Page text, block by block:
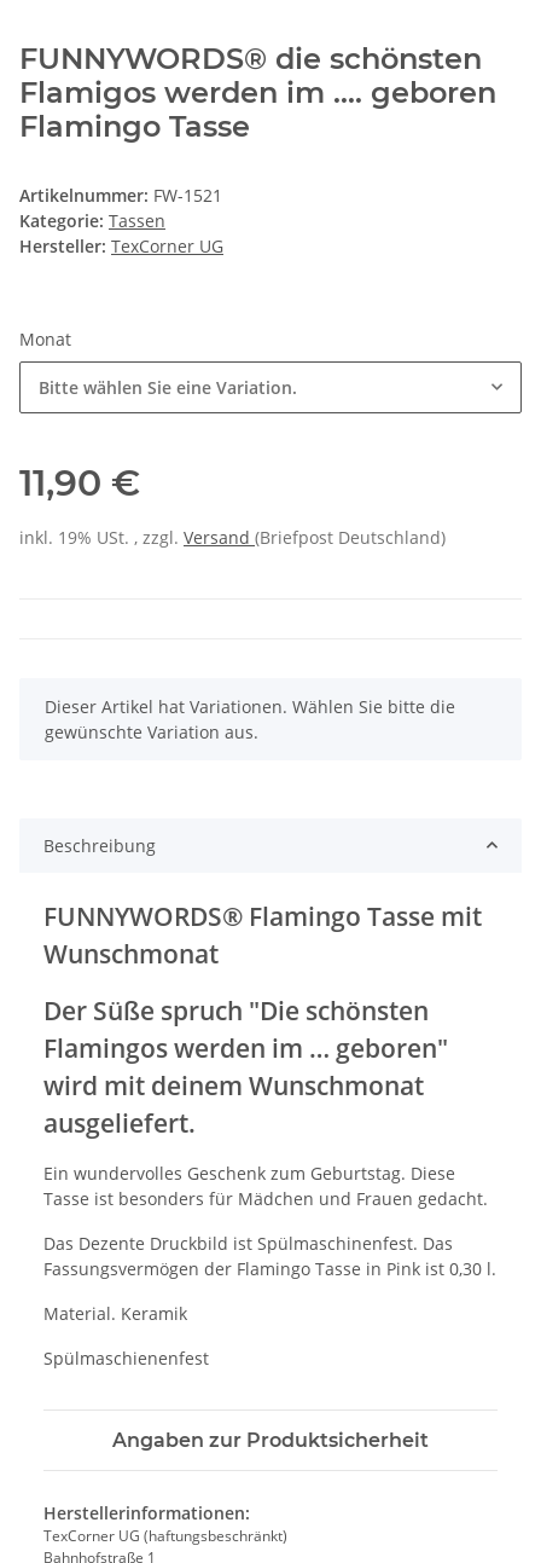
FUNNYWORDS® die schönsten
Flamigos werden im .... geboren
Flamingo Tasse
Artikelnummer: FW-1521
Kategorie: Tassen
Hersteller: TexCorner UG
Monat
Bitte wählen Sie eine Variation.
11,90 €
inkl. 19% USt. , zzgl. Versand (Briefpost Deutschland)
x
Dieser Artikel hat Variationen. Wählen Sie bitte die
gewünschte Variation aus.
Beschreibung
FUNNYWORDS® Flamingo Tasse mit
Wunschmonat
Der Süße spruch "Die schönsten
Flamingos werden im … geboren"
wird mit deinem Wunschmonat
ausgeliefert.
Ein wundervolles Geschenk zum Geburtstag. Diese
Tasse ist besonders für Mädchen und Frauen gedacht.
Das Dezente Druckbild ist Spülmaschinenfest. Das
Fassungsvermögen der Flamingo Tasse in Pink ist 0,30 l.
Material. Keramik
Spülmaschienenfest
Angaben zur Produktsicherheit
Herstellerinformationen:
TexCorner UG (haftungsbeschränkt)
Bahnhofstraße 1